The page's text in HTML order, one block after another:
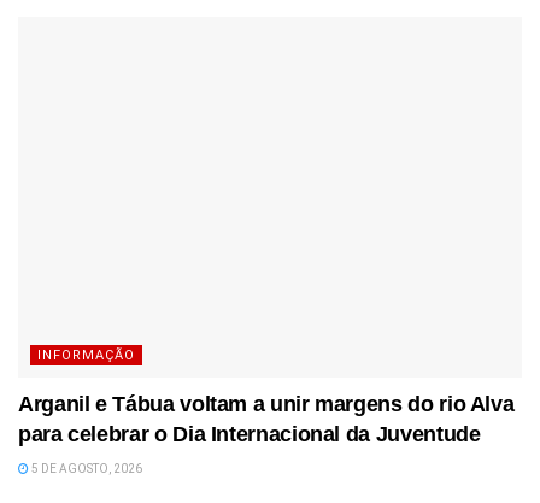
INFORMAÇÃO
Arganil e Tábua voltam a unir margens do rio Alva
para celebrar o Dia Internacional da Juventude
5 DE AGOSTO, 2026